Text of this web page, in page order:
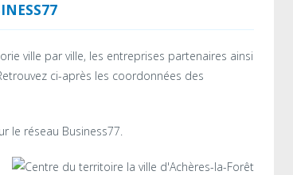
ville par ville, les entreprises partenaires ainsi
ci-après les coordonnées des
le réseau Business77.